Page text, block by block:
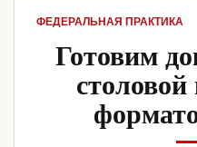
ФЕДЕРАЛЬНАЯ ПРАКТИКА
Готовим